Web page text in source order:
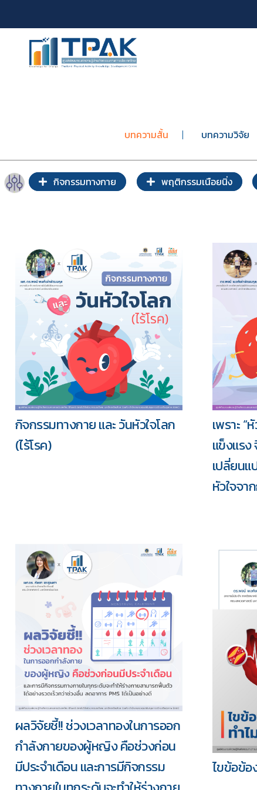
บทความสั้น บทความวิจัย
กิจกรรมทางกาย พฤติกรรมเนือยนิ่ง
กิจกรรมทางกาย และ วันหัวใจโลก
(ไร้โรค)
เพราะ “
แข็งแรง
เปลี่ยนแ
หัวใจจา
ผลวิจัยชี้!! ช่วงเวลาทองในการออก
กำลังกายของผู้หญิง คือช่วงก่อน
มีประจำเดือน และการมีกิจกรรม
ไขข้อข้อ